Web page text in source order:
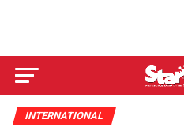
INTERNATIONAL